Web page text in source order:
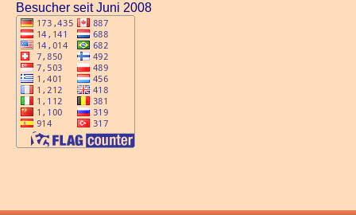
Besucher seit Juni 2008